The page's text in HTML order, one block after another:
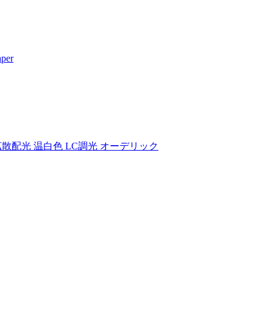
配光 温白色 LC調光 オーデリック